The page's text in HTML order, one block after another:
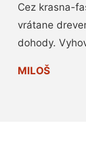
Cez krasna-
vrátane
dohody.
MILOŠ